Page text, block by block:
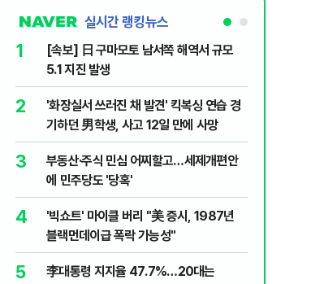
실시간 랭킹뉴스
1
[속보] 日 구마모토 남서쪽 해역서 규모
5.1 지진 발생
2
'화장실서 쓰러진 채 발견' 킥복싱 연습 경
기하던 男학생, 사고 12일 만에 사망
3
부동산·주식 민심 어찌할고…세제개편안
에 민주당도 '당혹'
4
'빅쇼트' 마이클 버리 "美 증시, 1987년
블랙먼데이급 폭락 가능성"
5
李대통령 지지율 47.7%…20대는